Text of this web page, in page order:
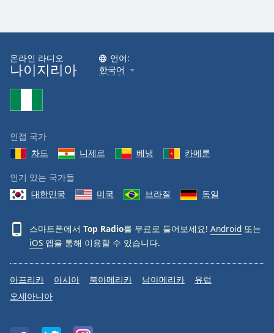
온라인 라디오
나이지리아
언어:
한국어
인접 국가
차드
니제르 베냉 카메룬
인기 있는 국가들
대한민국
미국 브라질 독일
스마트폰에서 Top Radio를 무료로 들어보세요! Android 또는
iOS 앱을 통해 이용할 수 있습니다.
아프리카 아시아 북아메리카 남아메리카
유럽
오세아니아